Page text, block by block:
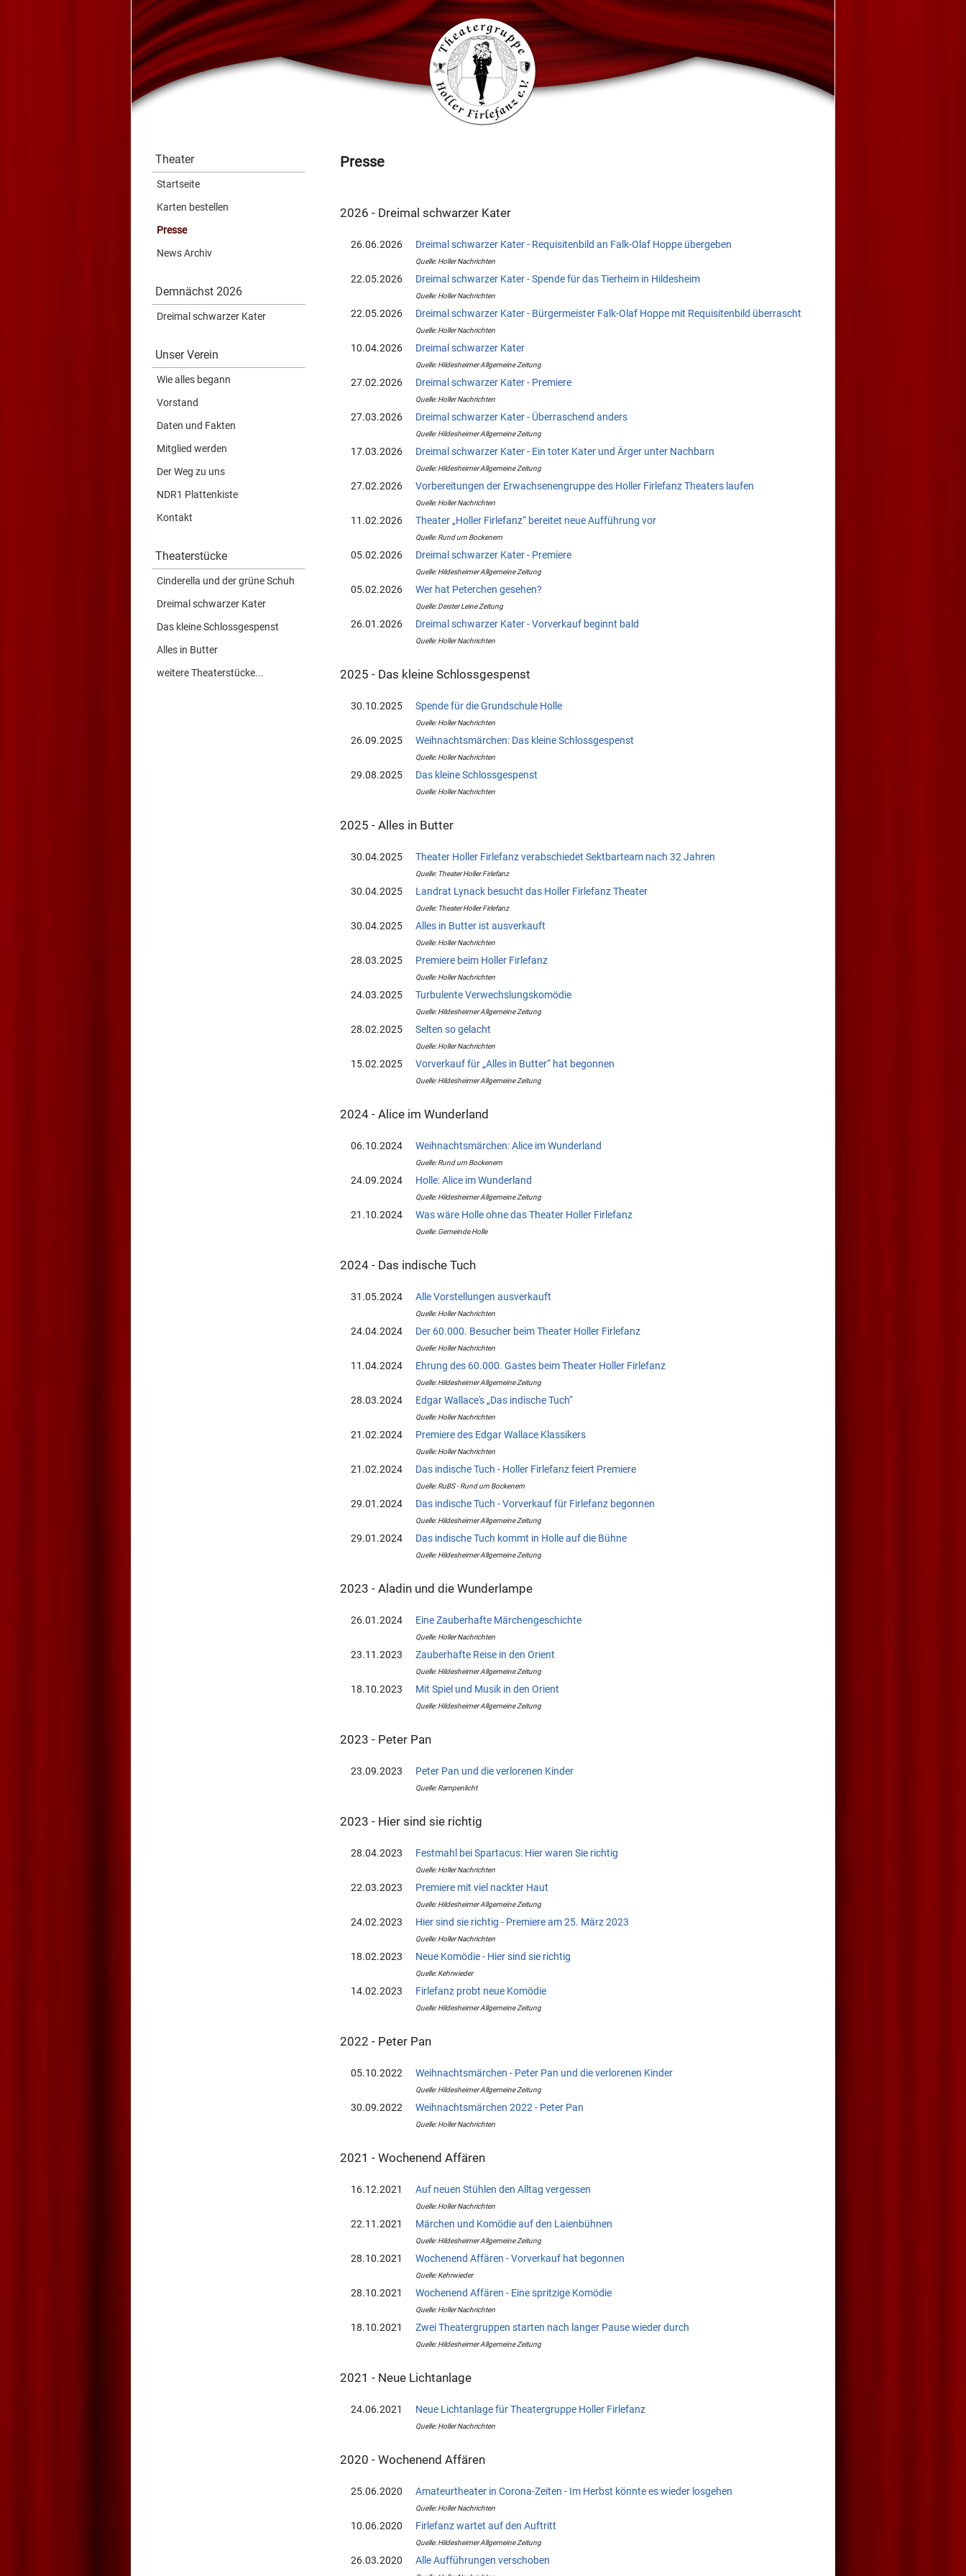
Theater
Startseite
Karten bestellen
Presse
News Archiv
Demnächst 2026
Dreimal schwarzer Kater
Unser Verein
Wie alles begann
Vorstand
Daten und Fakten
Mitglied werden
Der Weg zu uns
NDR1 Plattenkiste
Kontakt
Theaterstücke
Cinderella und der grüne Schuh
Dreimal schwarzer Kater
Das kleine Schlossgespenst
Alles in Butter
weitere Theaterstücke...
Presse
2026 - Dreimal schwarzer Kater
26.06.2026 Dreimal schwarzer Kater - Requisitenbild an Falk-Olaf Hoppe übergeben
Quelle: Holler Nachrichten
22.05.2026 Dreimal schwarzer Kater - Spende für das Tierheim in Hildesheim
Quelle: Holler Nachrichten
22.05.2026 Dreimal schwarzer Kater - Bürgermeister Falk-Olaf Hoppe mit Requisitenbild überrascht
Quelle: Holler Nachrichten
10.04.2026 Dreimal schwarzer Kater
Quelle: Hildesheimer Allgemeine Zeitung
27.02.2026 Dreimal schwarzer Kater - Premiere
Quelle: Holler Nachrichten
27.03.2026 Dreimal schwarzer Kater - Überraschend anders
Quelle: Hildesheimer Allgemeine Zeitung
17.03.2026 Dreimal schwarzer Kater - Ein toter Kater und Ärger unter Nachbarn
Quelle: Hildesheimer Allgemeine Zeitung
27.02.2026 Vorbereitungen der Erwachsenengruppe des Holler Firlefanz Theaters laufen
Quelle: Holler Nachrichten
11.02.2026 Theater „Holler Firlefanz“ bereitet neue Aufführung vor
Quelle: Rund um Bockenem
05.02.2026 Dreimal schwarzer Kater - Premiere
Quelle: Hildesheimer Allgemeine Zeitung
05.02.2026 Wer hat Peterchen gesehen?
Quelle: Deister Leine Zeitung
26.01.2026 Dreimal schwarzer Kater - Vorverkauf beginnt bald
Quelle: Holler Nachrichten
2025 - Das kleine Schlossgespenst
30.10.2025 Spende für die Grundschule Holle
Quelle: Holler Nachrichten
26.09.2025 Weihnachtsmärchen: Das kleine Schlossgespenst
Quelle: Holler Nachrichten
29.08.2025 Das kleine Schlossgespenst
Quelle: Holler Nachrichten
2025 - Alles in Butter
30.04.2025 Theater Holler Firlefanz verabschiedet Sektbarteam nach 32 Jahren
Quelle: Theater Holler Firlefanz
30.04.2025 Landrat Lynack besucht das Holler Firlefanz Theater
Quelle: Theater Holler Firlefanz
30.04.2025 Alles in Butter ist ausverkauft
Quelle: Holler Nachrichten
28.03.2025 Premiere beim Holler Firlefanz
Quelle: Holler Nachrichten
24.03.2025 Turbulente Verwechslungskomödie
Quelle: Hildesheimer Allgemeine Zeitung
28.02.2025 Selten so gelacht
Quelle: Holler Nachrichten
15.02.2025 Vorverkauf für „Alles in Butter“ hat begonnen
Quelle: Hildesheimer Allgemeine Zeitung
2024 - Alice im Wunderland
06.10.2024 Weihnachtsmärchen: Alice im Wunderland
Quelle: Rund um Bockenem
24.09.2024 Holle: Alice im Wunderland
Quelle: Hildesheimer Allgemeine Zeitung
21.10.2024 Was wäre Holle ohne das Theater Holler Firlefanz
Quelle: Gemeinde Holle
2024 - Das indische Tuch
31.05.2024 Alle Vorstellungen ausverkauft
Quelle: Holler Nachrichten
24.04.2024 Der 60.000. Besucher beim Theater Holler Firlefanz
Quelle: Holler Nachrichten
11.04.2024 Ehrung des 60.000. Gastes beim Theater Holler Firlefanz
Quelle: Hildesheimer Allgemeine Zeitung
28.03.2024 Edgar Wallace's „Das indische Tuch“
Quelle: Holler Nachrichten
21.02.2024 Premiere des Edgar Wallace Klassikers
Quelle: Holler Nachrichten
21.02.2024 Das indische Tuch - Holler Firlefanz feiert Premiere
Quelle: RuBS - Rund um Bockenem
29.01.2024 Das indische Tuch - Vorverkauf für Firlefanz begonnen
Quelle: Hildesheimer Allgemeine Zeitung
29.01.2024 Das indische Tuch kommt in Holle auf die Bühne
Quelle: Hildesheimer Allgemeine Zeitung
2023 - Aladin und die Wunderlampe
26.01.2024 Eine Zauberhafte Märchengeschichte
Quelle: Holler Nachrichten
23.11.2023 Zauberhafte Reise in den Orient
Quelle: Hildesheimer Allgemeine Zeitung
18.10.2023 Mit Spiel und Musik in den Orient
Quelle: Hildesheimer Allgemeine Zeitung
2023 - Peter Pan
23.09.2023 Peter Pan und die verlorenen Kinder
Quelle: Rampenlicht
2023 - Hier sind sie richtig
28.04.2023 Festmahl bei Spartacus: Hier waren Sie richtig
Quelle: Holler Nachrichten
22.03.2023 Premiere mit viel nackter Haut
Quelle: Hildesheimer Allgemeine Zeitung
24.02.2023 Hier sind sie richtig - Premiere am 25. März 2023
Quelle: Holler Nachrichten
18.02.2023 Neue Komödie - Hier sind sie richtig
Quelle: Kehrwieder
14.02.2023 Firlefanz probt neue Komödie
Quelle: Hildesheimer Allgemeine Zeitung
2022 - Peter Pan
05.10.2022 Weihnachtsmärchen - Peter Pan und die verlorenen Kinder
Quelle: Hildesheimer Allgemeine Zeitung
30.09.2022 Weihnachtsmärchen 2022 - Peter Pan
Quelle: Holler Nachrichten
2021 - Wochenend Affären
16.12.2021 Auf neuen Stühlen den Alltag vergessen
Quelle: Holler Nachrichten
22.11.2021 Märchen und Komödie auf den Laienbühnen
Quelle: Hildesheimer Allgemeine Zeitung
28.10.2021 Wochenend Affären - Vorverkauf hat begonnen
Quelle: Kehrwieder
28.10.2021 Wochenend Affären - Eine spritzige Komödie
Quelle: Holler Nachrichten
18.10.2021 Zwei Theatergruppen starten nach langer Pause wieder durch
Quelle: Hildesheimer Allgemeine Zeitung
2021 - Neue Lichtanlage
24.06.2021 Neue Lichtanlage für Theatergruppe Holler Firlefanz
Quelle: Holler Nachrichten
2020 - Wochenend Affären
25.06.2020 Amateurtheater in Corona-Zeiten - Im Herbst könnte es wieder losgehen
Quelle: Holler Nachrichten
10.06.2020 Firlefanz wartet auf den Auftritt
Quelle: Hildesheimer Allgemeine Zeitung
26.03.2020 Alle Aufführungen verschoben